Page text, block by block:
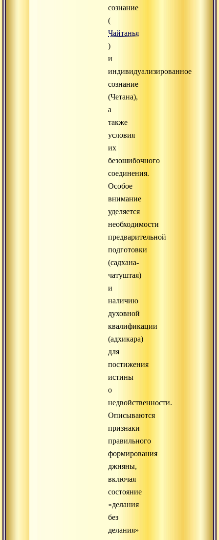
сознание
(
Чайтанья
)
и
индивидуализированное
сознание
(Четана),
а
также
условия
их
безошибочного
соединения.
Особое
внимание
уделяется
необходимости
предварительной
подготовки
(садхана-
чатуштая)
и
наличию
духовной
квалификации
(адхикара)
для
постижения
истины
о
недвойственности.
Описываются
признаки
правильного
формирования
джняны,
включая
состояние
«делания
без
делания»